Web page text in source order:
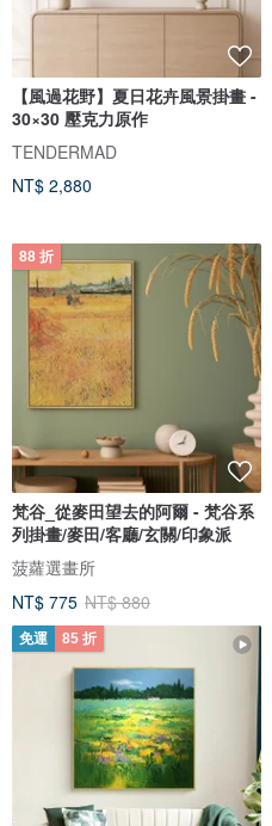
【風過花野】夏日花卉風景掛畫 -
30×30 壓克力原作
TENDERMAD
NT$ 2,880
88 折
梵谷_從麥田望去的阿爾 - 梵谷系
列掛畫/麥田/客廳/玄關/印象派
菠蘿選畫所
NT$ 775 NT$ 880
免運 85 折